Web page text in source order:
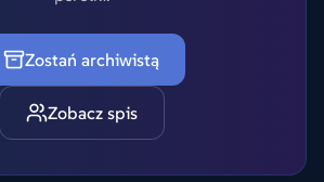
Zostań archiwistą
Zobacz spis